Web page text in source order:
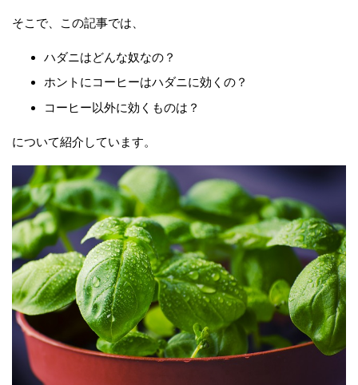
そこで、この記事では、
ハダニはどんな奴なの？
ホントにコーヒーはハダニに効くの？
コーヒー以外に効くものは？
について紹介しています。